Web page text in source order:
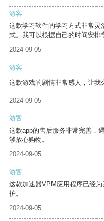
游客
这款学习软件的学习方式非常
式。我可以根据自己的时间安排
2024-09-05
游客
这款游戏的剧情非常感人，让我
2024-09-05
游客
这款app的售后服务非常完善，
够放心购物。
2024-09-05
游客
这款加速器VPM应用程序已经
护。
2024-09-05